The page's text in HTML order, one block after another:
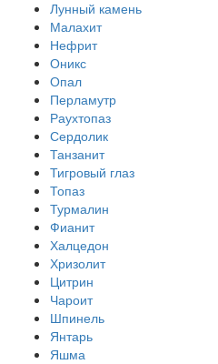
Лунный камень
Малахит
Нефрит
Оникс
Опал
Перламутр
Раухтопаз
Сердолик
Танзанит
Тигровый глаз
Топаз
Турмалин
Фианит
Халцедон
Хризолит
Цитрин
Чароит
Шпинель
Янтарь
Яшма